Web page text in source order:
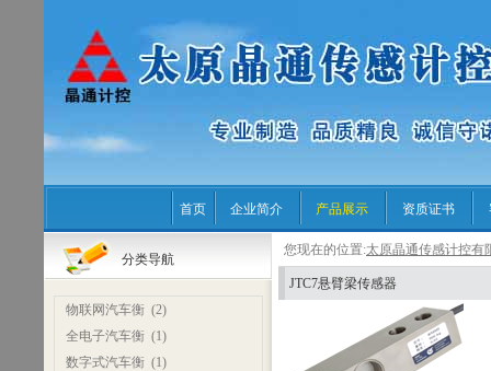
首页 企业简介 产品展示 资质证书
分类导航
物联网汽车衡(2)
全电子汽车衡(1)
数字式汽车衡(1)
您现在的位置:太原晶通传感计控有
JTC7悬臂梁传感器